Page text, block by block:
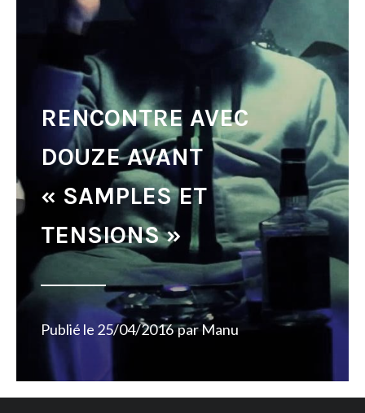
RENCONTRE AVEC
DOUZE AVANT
« SAMPLES ET
TENSIONS »
Publié le 25/04/2016 parManu